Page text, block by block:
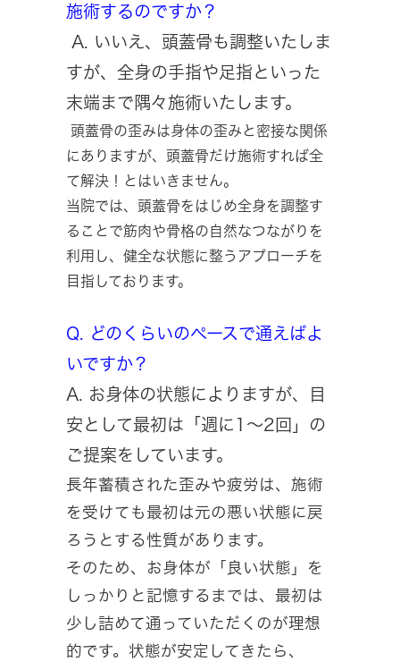
施術するのですか？
A. いいえ、頭蓋骨も調整いたしま
すが、全身の手指や足指といった
末端まで隅々施術いたします。
頭蓋骨の歪みは身体の歪みと密接な関係
にありますが、頭蓋骨だけ施術すれば全
て解決！とはいきません。
当院では、頭蓋骨をはじめ全身を調整す
ることで筋肉や骨格の自然なつながりを
利用し、健全な状態に整うアプローチを
目指しております。
Q. どのくらいのペースで通えばよ
いですか？
A. お身体の状態によりますが、目
安として最初は「週に1〜2回」の
ご提案をしています。
長年蓄積された歪みや疲労は、施術
を受けても最初は元の悪い状態に戻
ろうとする性質があります。
そのため、お身体が「良い状態」を
しっかりと記憶するまでは、最初は
少し詰めて通っていただくのが理想
的です。状態が安定してきたら、